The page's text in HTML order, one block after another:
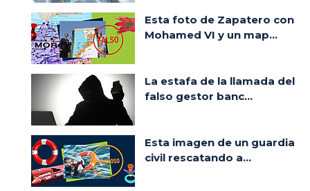
Esta foto de Zapatero con
Mohamed VI y un map...
La estafa de la llamada del
falso gestor banc...
Esta imagen de un guardia
civil rescatando a...